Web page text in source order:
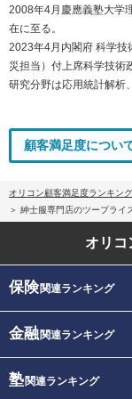
2008年4月慶應義塾大学
在に至る。
2023年4月内閣府 科学技
災担当）付上席科学技術
研究分野は応用統計解析
顧客満足度につい
オリコン顧客満足度ランキング
紳士服専門店のツープライ
オリコ
保険関連ランキング
金融関連ランキング
塾関連ランキング